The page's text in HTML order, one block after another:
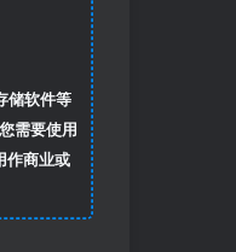
储软件等
需要使用
作商业或